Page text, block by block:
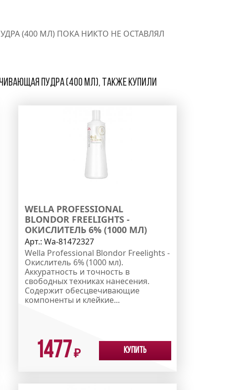
(400 МЛ) ПОКА НИКТО НЕ ОСТАВЛЯЛ
пудра (400 мл), также купили
WELLA PROFESSIONAL
BLONDOR FREELIGHTS -
ОКИСЛИТЕЛЬ 6% (1000 МЛ)
Арт.:Wa-81472327
Wella Professional Blondor Freelights -
Окислитель 6% (1000 мл).
Аккуратность и точность в
свободных техниках нанесения.
Содержит обесцвечивающие
компоненты и клейкие...
1477₽ Купить